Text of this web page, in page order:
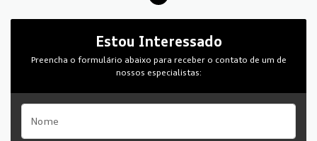
Estou Interessado
Preencha o formulário abaixo para receber o contato de um de
nossos especialistas: